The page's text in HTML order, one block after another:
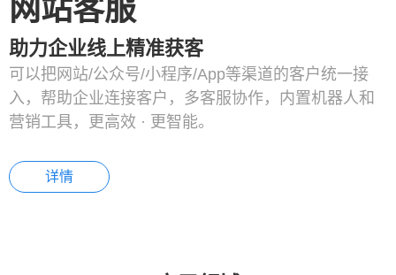
网站客服
助力企业线上精准获客
可以把网站/公众号/小程序/App等渠道的客户统一接
入，帮助企业连接客户，多客服协作，内置机器人和
营销工具，更高效 · 更智能。
详情